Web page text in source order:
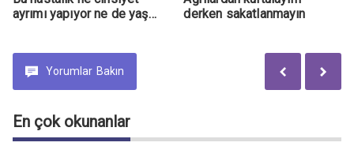
ayrımı yapıyor ne de yaş…
derken sakatlanmayın
Yorumlar Bakın
En çok okunanlar